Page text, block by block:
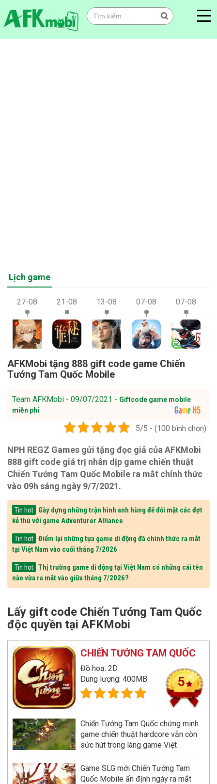
Lịch game
27-08 21-08 13-08 07-08 07-08
AFKMobi tặng 888 gift code game Chiến
Tướng Tam Quốc Mobile
Team AFKMobi - 09/07/2021 - Giftcode game mobile
miễn phí
5/5 - (100 bình chọn)
NPH REGZ Games gửi tặng đọc giả của AFKMobi
888 gift code giá trị nhân dịp game chiến thuật
Chiến Tướng Tam Quốc Mobile ra mắt chính thức
vào 09h sáng ngày 9/7/2021.
Tin hot
Gầy dựng những trận hình anh hùng để đối mặt các đợt
kẻ thù với game Adventurer Alliance
Tin hot
Điểm lại những tựa game di động đã chính thức ra mắt
tại Việt Nam vào cuối tháng 7/2026
Tin hot
Thị trường game di động tại Việt Nam có những cái tên
nào vừa ra mắt vào giữa tháng 7/2026?
Lấy gift code Chiến Tướng Tam Quốc
độc quyền tại AFKMobi
CHIẾN TƯỚNG TAM QUỐC
Đồ hoạ: 2D
Dung lượng: 400MB
5
Chiến Tướng Tam Quốc chứng minh
game chiến thuật hardcore vẫn còn
sức hút trong làng game Việt
Game SLG mới Chiến Tướng Tam
Quốc Mobile ấn định ngày ra mắt